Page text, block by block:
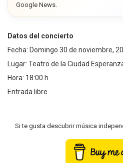
Google News.
Datos del concierto
Fecha: Domingo 30 de noviembre,
Lugar: Teatro de la Ciudad
Hora: 18:00 h
Entrada libre
Si te gusta descubrir música